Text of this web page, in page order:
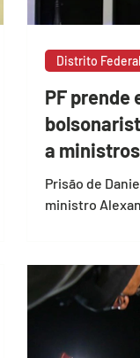
PF prende
a
Prisão de
ministro
Distrito Federal